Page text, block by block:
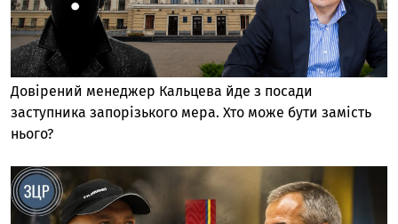
Довірений менеджер Кальцева йде з посади
заступника запорізького мера. Хто може бути замість
нього?